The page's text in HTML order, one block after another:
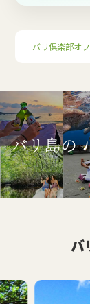
バリ倶楽部オ
バ